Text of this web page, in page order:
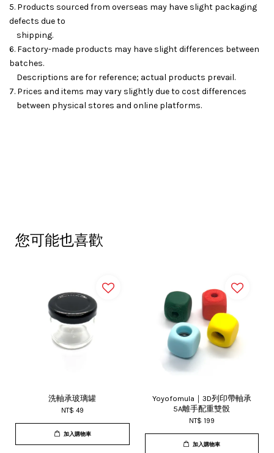
5. Products sourced from overseas may have slight packaging
defects due to
shipping.
6. Factory-made products may have slight differences between
batches.
Descriptions are for reference; actual products prevail.
7. Prices and items may vary slightly due to cost differences
between physical stores and online platforms.
您可能也喜歡
洗軸承玻璃罐
NT$ 49
加入購物車
Yoyofomula｜3D列印帶軸承
5A離手配重雙骰
NT$ 199
加入購物車